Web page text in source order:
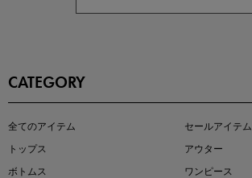
CATEGORY
全てのアイテム
セールアイテム
トップス
アウター
ボトムス
ワンピース